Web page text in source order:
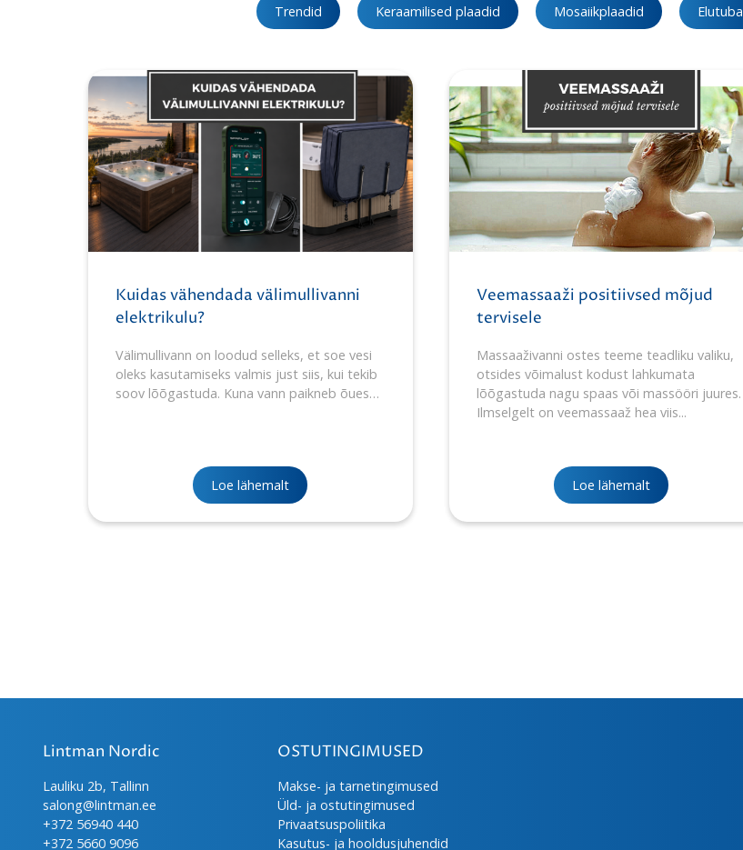
Trendid Keraamilised plaadid Mosaiikplaadid Elutuba
Kuidas vähendada välimullivanni
elektrikulu?
Välimullivann on loodud selleks, et soe vesi
oleks kasutamiseks valmis just siis, kui tekib
soov lõõgastuda. Kuna vann paikneb õues…
Loe lähemalt
Veemassaaži positiivsed mõjud
tervisele
Massaaživanni ostes teeme teadliku valiku,
otsides võimalust kodust lahkumata
lõõgastuda nagu spaas või massööri juures.
Ilmselgelt on veemassaaž hea viis...
Loe lähemalt
Lintman Nordic
Lauliku 2b, Tallinn
salong@lintman.ee
+372 56940 440
+372 5660 9096
OSTUTINGIMUSED
Makse- ja tarnetingimused
Üld- ja ostutingimused
Privaatsuspoliitika
Kasutus- ja hooldusjuhendid